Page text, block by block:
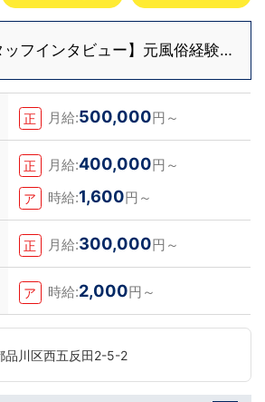
ッフインタビュー】元風俗経験者
正 月給:500,000円～
正 月給:400,000円～
ア 時給:1,600円～
正 月給:300,000円～
ア 時給:2,000円～
品川区西五反田2-5-2